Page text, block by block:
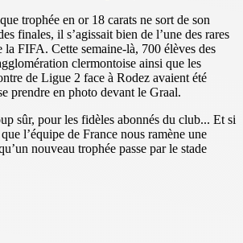
trophée en or 18 carats ne sort de son
finales, il s’agissait bien de l’une des rares
FIFA. Cette semaine-là, 700 élèves des
clermontoise ainsi que les
de Ligue 2 face à Rodez avaient été
prendre en photo devant le Graal.
sûr, pour les fidèles abonnés du club... Et si
l’équipe de France nous ramène une
nouveau trophée passe par le stade